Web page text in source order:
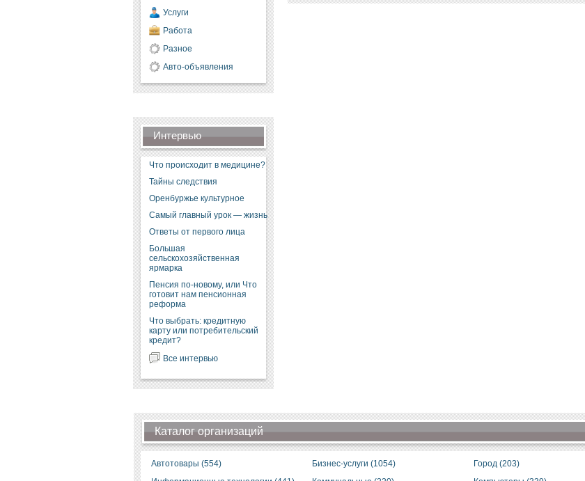
Услуги
Работа
Разное
Авто-объявления
Интервью
Что происходит в медицине?
Тайны следствия
Оренбуржье культурное
Самый главный урок — жизнь
Ответы от первого лица
Большая
сельскохозяйственная
ярмарка
Пенсия по-новому, или Что
готовит нам пенсионная
реформа
Что выбрать: кредитную
карту или потребительский
кредит?
Все интервью
Каталог организаций
Автотовары (554) Бизнес-услуги (1054) Город (203)